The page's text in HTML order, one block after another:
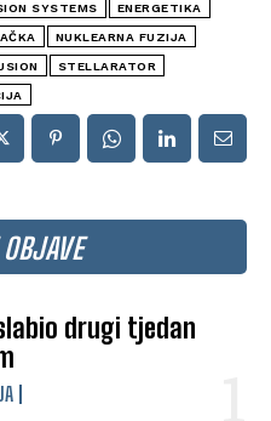
drugi tjedan
SYSTEMS ENERGETIKA
NUKLEARNA FUZIJA
STELLARATOR